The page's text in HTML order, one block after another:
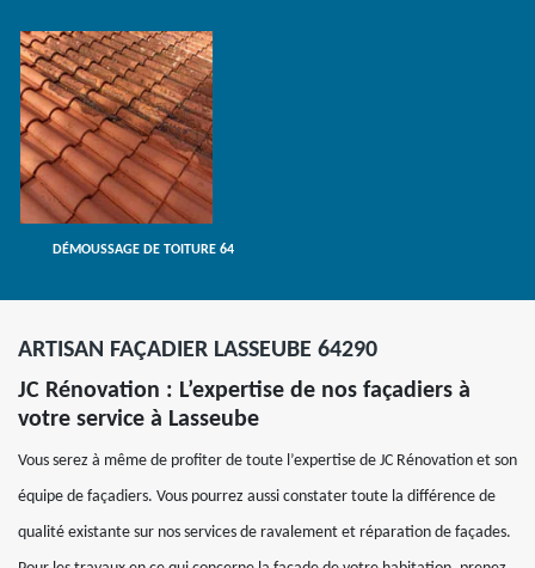
DÉMOUSSAGE DE TOITURE 64
ARTISAN FAÇADIER LASSEUBE 64290
JC Rénovation : L’expertise de nos façadiers à
votre service à Lasseube
Vous serez à même de profiter de toute l’expertise de JC Rénovation et son
équipe de façadiers. Vous pourrez aussi constater toute la différence de
qualité existante sur nos services de ravalement et réparation de façades.